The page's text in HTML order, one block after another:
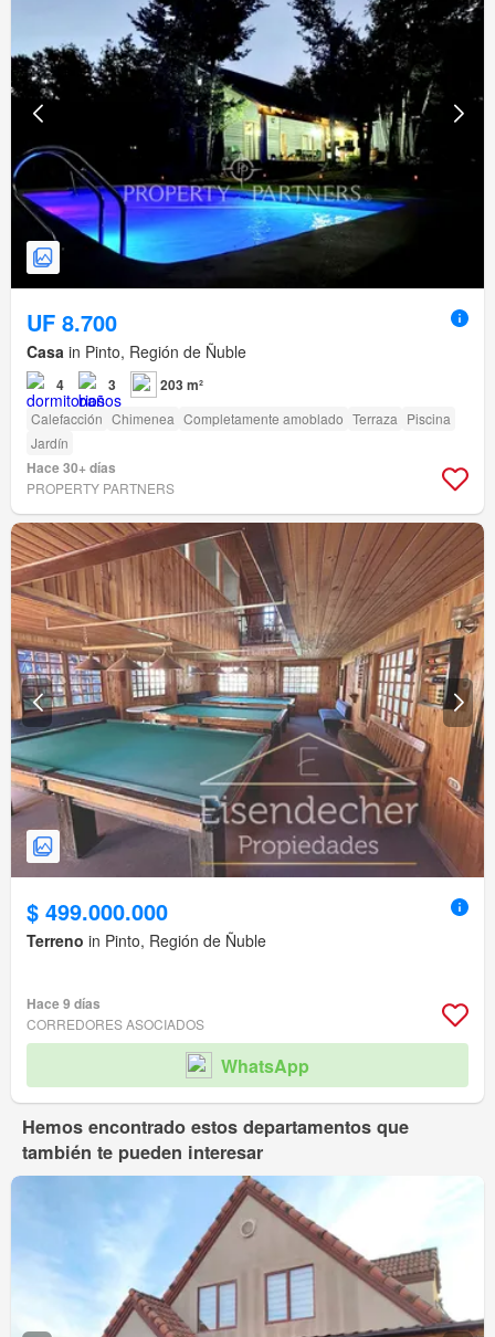
UF 8.700
Casa in Pinto, Región de Ñuble
4 3 203 m²
Calefacción Chimenea Completamente amoblado Terraza Piscina
Jardín
Hace 30+ días
PROPERTY PARTNERS
$ 499.000.000
Terreno in Pinto, Región de Ñuble
Hace 9 días
CORREDORES ASOCIADOS
WhatsApp
Hemos encontrado estos departamentos que
también te pueden interesar